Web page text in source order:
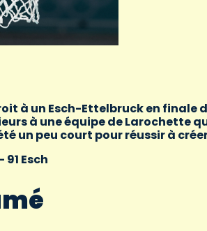
à un Esch-Ettelbruck en finale
à une équipe de Larochette
un peu court pour réussir à
Esch